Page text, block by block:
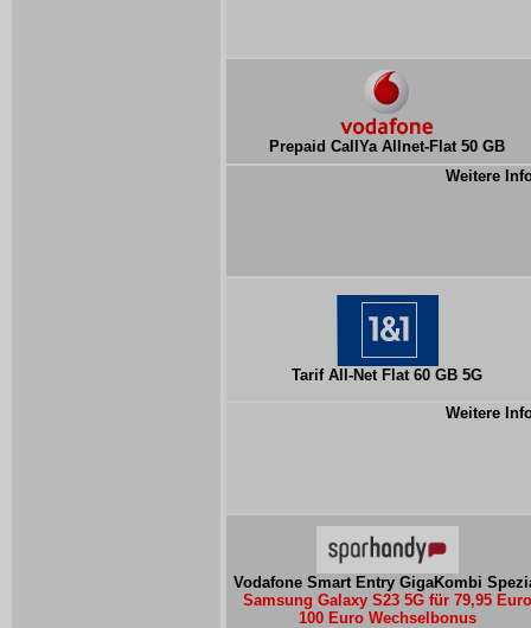
Prepaid CallYa Allnet-Flat 50 GB
Weitere
Tarif All-Net Flat 60 GB 5G
Weitere
Vodafone Smart Entry GigaKombi
Samsung Galaxy S23 5G für 79,95 Euro
100 Euro Wechselbonus